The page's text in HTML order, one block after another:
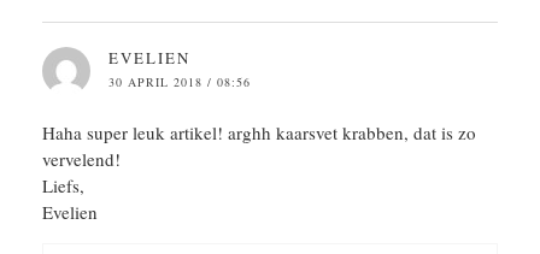
EVELIEN
30 APRIL 2018 / 08:56
Haha super leuk artikel! arghh kaarsvet krabben, dat is zo
vervelend!
Liefs,
Evelien